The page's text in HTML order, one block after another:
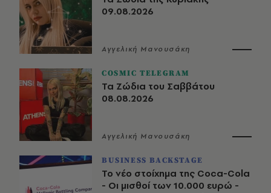
09.08.2026
Αγγελική Μανουσάκη
COSMIC TELEGRAM
Τα Ζώδια του Σαββάτου
08.08.2026
Αγγελική Μανουσάκη
BUSINESS BACKSTAGE
Το νέο στοίχημα της Coca-Cola
- Οι μισθοί των 10.000 ευρώ -